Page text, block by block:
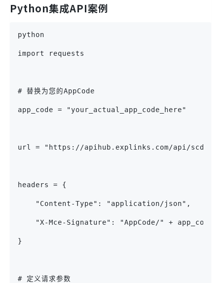
Python集成API案例
python
import requests
# 替换为您的AppCode
app_code = "your_actual_app_code_here"
url = "https://apihub.explinks.com/api/
headers = {
    "Content-Type": "application/json",
    "X-Mce-Signature": "AppCode/" + app_code
}
# 定义请求参数